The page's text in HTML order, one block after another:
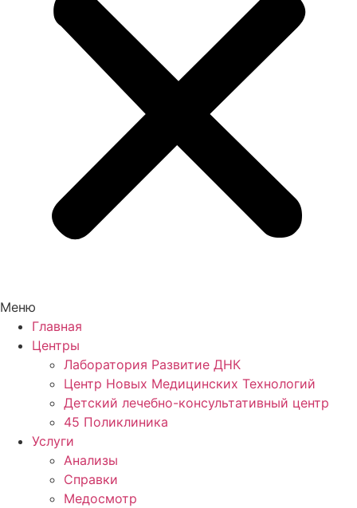
Меню
Главная
Центры
Лаборатория Развитие ДНК
Центр Новых Медицинских Технологий
Детский лечебно-консультативный центр
45 Поликлиника
Услуги
Анализы
Справки
Медосмотр